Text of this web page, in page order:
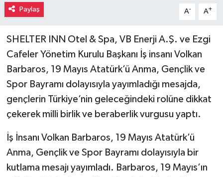
Paylaş A- A+
SHELTER INN Otel & Spa, VB Enerji A.Ş. ve Ezgi
Cafeler Yönetim Kurulu Başkanı İş insanı Volkan
Barbaros, 19 Mayıs Atatürk’ü Anma, Gençlik ve
Spor Bayramı dolayısıyla yayımladığı mesajda,
gençlerin Türkiye’nin geleceğindeki rolüne dikkat
çekerek milli birlik ve beraberlik vurgusu yaptı.
İş İnsanı Volkan Barbaros, 19 Mayıs Atatürk’ü
Anma, Gençlik ve Spor Bayramı dolayısıyla bir
kutlama mesajı yayımladı. Barbaros, 19 Mayıs’ın